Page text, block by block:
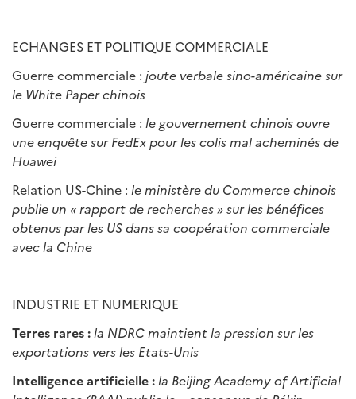
ECHANGES ET POLITIQUE COMMERCIALE
Guerre commerciale : joute verbale sino-américaine sur
le White Paper chinois
Guerre commerciale : le gouvernement chinois ouvre
une enquête sur FedEx pour les colis mal acheminés de
Huawei
Relation US-Chine : le ministère du Commerce chinois
publie un « rapport de recherches » sur les bénéfices
obtenus par les US dans sa coopération commerciale
avec la Chine
INDUSTRIE ET NUMERIQUE
Terres rares : la NDRC maintient la pression sur les
exportations vers les Etats-Unis
Intelligence artificielle : la Beijing Academy of Artificial